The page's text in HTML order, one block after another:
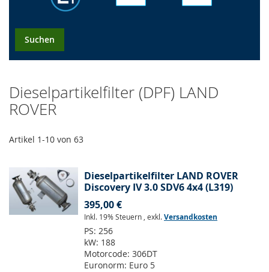
Suchen
Dieselpartikelfilter (DPF) LAND
ROVER
Artikel 1-10 von 63
Dieselpartikelfilter LAND ROVER
Discovery IV 3.0 SDV6 4x4 (L319)
395,00 €
Inkl. 19% Steuern , exkl.Versandkosten
PS: 256
kW: 188
Motorcode: 306DT
Euronorm: Euro 5